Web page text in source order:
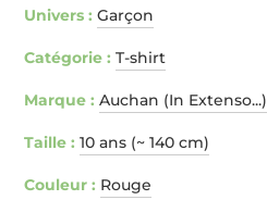
Univers : Garçon
Catégorie : T-shirt
Marque : Auchan (In Extenso...)
Taille : 10 ans (~ 140 cm)
Couleur : Rouge